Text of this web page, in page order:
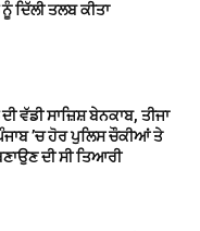
ਦਿੱਲੀ ਤਲਬ ਕੀਤਾ
ਵੱਡੀ ਸਾਜ਼ਿਸ਼ ਬੇਨਕਾਬ, ਤੀਜਾ
’ਚ ਹੋਰ ਪੁਲਿਸ ਚੌਕੀਆਂ ਤੇ
ਦੀ ਸੀ ਤਿਆਰੀ